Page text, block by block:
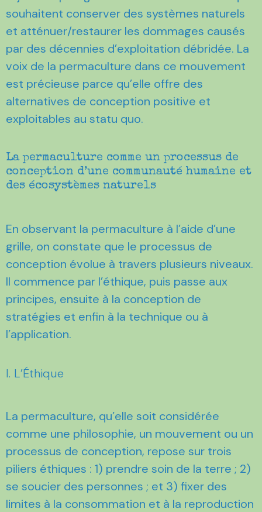
souhaitent conserver des systèmes naturels
et atténuer/restaurer les dommages causés
par des décennies d’exploitation débridée. La
voix de la permaculture dans ce mouvement
est précieuse parce qu’elle offre des
alternatives de conception positive et
exploitables au statu quo.
La permaculture comme un processus de
conception d’une communauté humaine et
des écosystèmes naturels
En observant la permaculture à l’aide d’une
grille, on constate que le processus de
conception évolue à travers plusieurs niveaux.
Il commence par l’éthique, puis passe aux
principes, ensuite à la conception de
stratégies et enfin à la technique ou à
l’application.
I. L’Éthique
La permaculture, qu’elle soit considérée
comme une philosophie, un mouvement ou un
processus de conception, repose sur trois
piliers éthiques : 1) prendre soin de la terre ; 2)
se soucier des personnes ; et 3) fixer des
limites à la consommation et à la reproduction